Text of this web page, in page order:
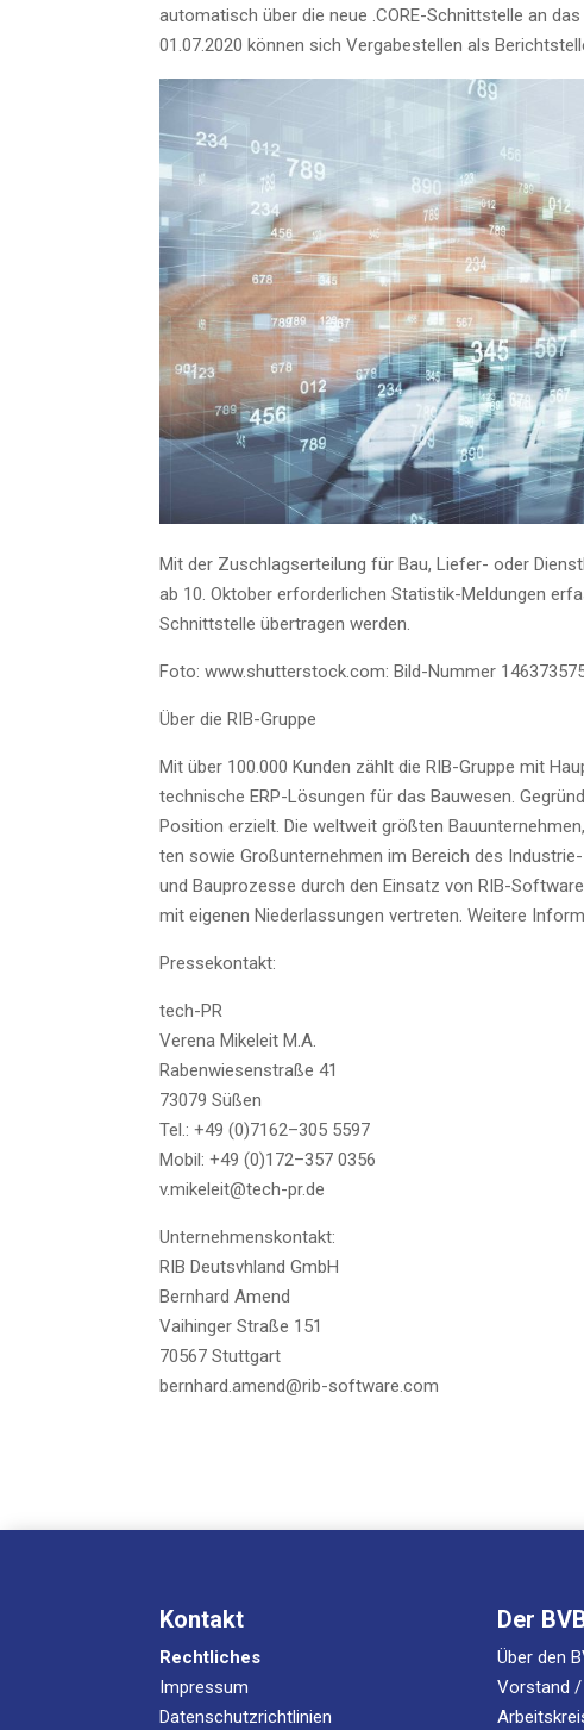
auto­ma­tisch über die neue .CORE-Schnitt­stel­le an
01.07.2020 kön­nen sich Ver­ga­be­stel­len als
Mit der Zuschlags­er­tei­lung für Bau, Lie­fer- oder
ab 10. Okto­ber erfor­der­li­chen Sta­tis­tik-Mel­dun­gen
Schnitt­stel­le über­tra­gen werden.
Foto: www.shutterstock.com: Bild-Num­mer
Über die RIB-Gruppe
Mit über 100.000 Kun­den zählt die RIB-Grup­pe mit
tech­ni­sche ERP-Lösun­gen für das Bau­we­sen.
Posi­ti­on erzielt. Die welt­weit größ­ten
ten sowie Groß­un­ter­neh­men im Bereich des
und Bau­pro­zes­se durch den Ein­satz von RIB-
mit eige­nen Nie­der­las­sun­gen ver­tre­ten. Wei­te­re
Pres­se­kon­takt:
tech-PR
Vere­na Mikeleit M.A.
Raben­wie­sen­stra­ße 41
73079 Süßen
Tel.: +49 (0)7162–305 5597
Mobil: +49 (0)172–357 0356
v.mikeleit@tech-pr.de
Unter­neh­mens­kon­takt:
RIB Deutsvh­land GmbH
Bern­hard Amend
Vai­hin­ger Stra­ße 151
70567 Stuttgart
bernhard.amend@rib-software.com
Kontakt
Rechtliches
Impressum
Datenschutzrichtlinien
Der
Über den
Vorstand